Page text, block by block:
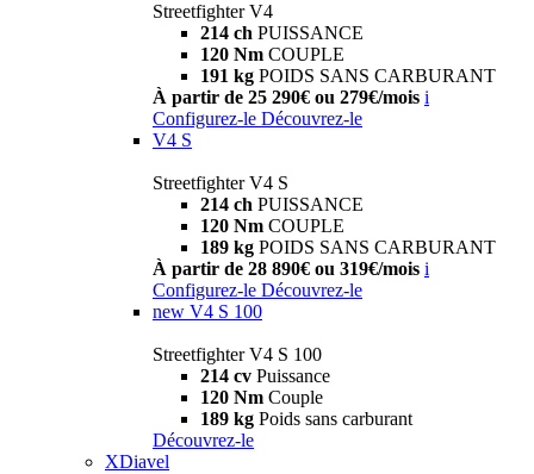
Streetfighter V4
214 ch PUISSANCE
120 Nm COUPLE
191 kg POIDS SANS CARBURANT
À partir de 25 290€ ou 279€/mois i
Configurez-le Découvrez-le
V4 S
Streetfighter V4 S
214 ch PUISSANCE
120 Nm COUPLE
189 kg POIDS SANS CARBURANT
À partir de 28 890€ ou 319€/mois i
Configurez-le Découvrez-le
new V4 S 100
Streetfighter V4 S 100
214 cv Puissance
120 Nm Couple
189 kg Poids sans carburant
Découvrez-le
XDiavel